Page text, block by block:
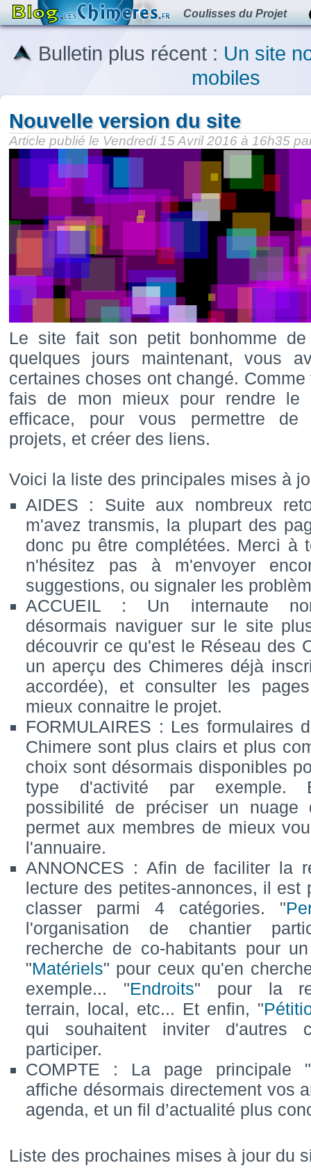
Coulisses du Projet
Bulletin plus récent : Un site
mobiles
Nouvelle version du site
Article publié le Vendredi 15 Avril 2016 à 16h35
Le site fait son petit bonhomme
quelques jours maintenant, vous
certaines choses ont changé.
fais de mon mieux pour rendre le
efficace, pour vous permettre de
projets, et créer des liens.
Voici la liste des principales mises à
AIDES : Suite aux nombreux
m'avez transmis, la plupart des
donc pu être complétées. Merci à
n'hésitez pas à m'envoyer
suggestions, ou signaler les
ACCUEIL : Un internaute
désormais naviguer sur le site
découvrir ce qu'est le Réseau des
un aperçu des Chimeres déjà
accordée), et consulter les
mieux connaitre le projet.
FORMULAIRES : Les formulaires
Chimere sont plus clairs et plus
choix sont désormais disponibles
type d'activité par exemple.
possibilité de préciser un nuage
permet aux membres de mieux
l'annuaire.
ANNONCES : Afin de faciliter la
lecture des petites-annonces, il est
classer parmi 4 catégories. "
l'organisation de chantier
recherche de co-habitants pour
"Matériels" pour ceux qu'en
exemple... "Endroits" pour la
terrain, local, etc... Et enfin, "
qui souhaitent inviter d'autres
participer.
COMPTE : La page principale
affiche désormais directement vos
agenda, et un fil d’actualité plus
Liste des prochaines mises à jour du